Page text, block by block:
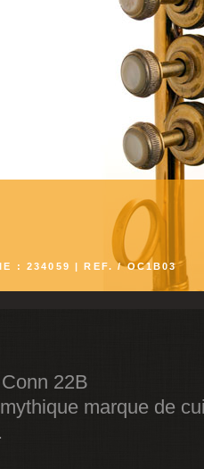
: 234059 | REF. / OC1B03
22B
marque de